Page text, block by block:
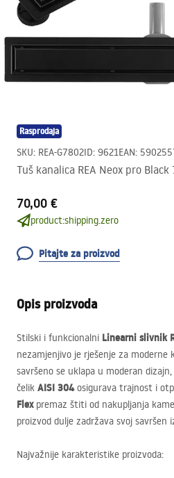
Rasprodaja
SKU: REA-G7802ID: 9621EAN:
Tuš kanalica REA Neox pro Black
70,00 €
product:shipping.zero
Pitajte za proizvod
Opis proizvoda
Stilski i funkcionalni Linearni slivnik
nezamjenjivo je rješenje za moderne
savršeno se uklapa u moderan
čelik AISI 304osigurava trajnost i
Flexpremaz štiti od nakupljanja
proizvod dulje zadržava svoj savršen
Najvažnije karakteristike proizvoda: